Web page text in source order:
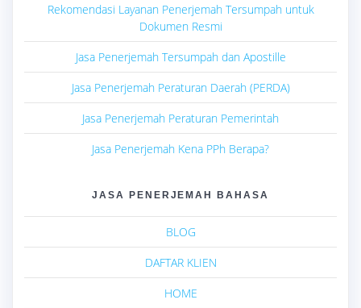
Rekomendasi Layanan Penerjemah Tersumpah untuk
Dokumen Resmi
Jasa Penerjemah Tersumpah dan Apostille
Jasa Penerjemah Peraturan Daerah (PERDA)
Jasa Penerjemah Peraturan Pemerintah
Jasa Penerjemah Kena PPh Berapa?
JASA PENERJEMAH BAHASA
BLOG
DAFTAR KLIEN
HOME